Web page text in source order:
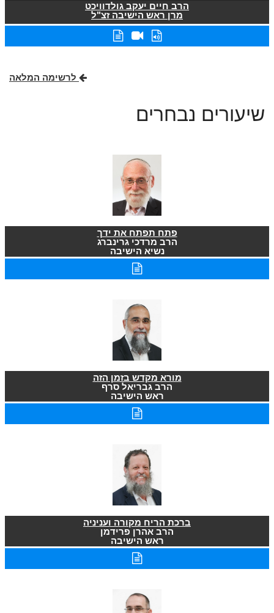
הרב חיים יעקב גולדוויכט
מרן ראש הישיבה זצ"ל
לרשימה המלאה
שיעורים נבחרים
פתח תפתח את ידך
הרב מרדכי גרינברג
נשיא הישיבה
מורא מקדש בזמן הזה
הרב גבריאל סרף
ראש הישיבה
ברכת הריח מקורה ועניניה
הרב אהרן פרידמן
ראש הישיבה